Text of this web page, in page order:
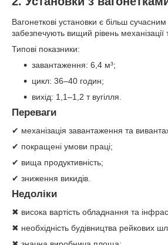
Вагонеткові установки є більш
забезпечують вищий рівень механізації
Типові показники:
завантаження: 6,4 м³;
цикл: 36–40 годин;
вихід: 1,1–1,2 т вугілля.
Переваги
✔ механізація завантаження та
✔ покращені умови праці;
✔ вища продуктивність;
✔ зниження викидів.
Недоліки
✖ висока вартість обладнання та
✖ необхідність будівництва рейкових